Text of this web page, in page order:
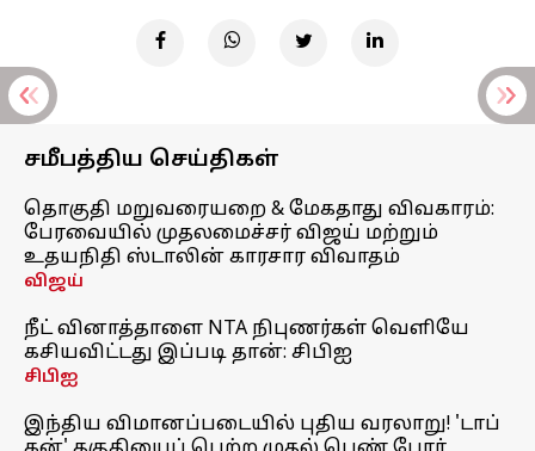
சமீபத்திய செய்திகள்
தொகுதி மறுவரையறை & மேகதாது விவகாரம்:
பேரவையில் முதலமைச்சர் விஜய் மற்றும்
உதயநிதி ஸ்டாலின் காரசார விவாதம்
விஜய்
நீட் வினாத்தாளை NTA நிபுணர்கள் வெளியே
கசியவிட்டது இப்படி தான்: சிபிஐ
சிபிஐ
இந்திய விமானப்படையில் புதிய வரலாறு! 'டாப்